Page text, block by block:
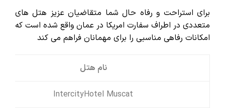
برای استراحت و رفاه حال شما متقاضیان عزیز هتل های
متعددی در اطراف سفارت امریکا در عمان واقع شده است که
امکانات رفاهی مناسبی را برای مهمانان فراهم می کند
نام هتل
IntercityHotel Muscat